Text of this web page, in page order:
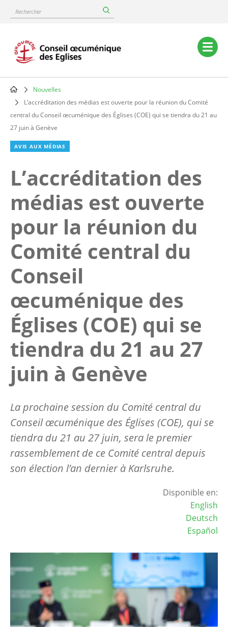
content
Rechercher
Main
navigation
Breadcrumb
Nouvelles
L’accréditation des médias est ouverte pour la réunion du Comité
central du Conseil œcuménique des Églises (COE) qui se tiendra du 21 au
27 juin à Genève
AVIS AUX MÉDIAS
L’accréditation des
médias est ouverte
pour la réunion du
Comité central du
Conseil
œcuménique des
Églises (COE) qui se
tiendra du 21 au 27
juin à Genève
La prochaine session du Comité central du
Conseil œcuménique des Églises (COE), qui se
tiendra du 21 au 27 juin, sera le premier
rassemblement de ce Comité central depuis
son élection l’an dernier à Karlsruhe.
Disponible en:
English
Deutsch
Español